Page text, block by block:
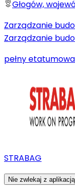
Głogów,
Zarządzanie
Zarządzanie
pełny etat
STRABAG
Nie zwlekaj z